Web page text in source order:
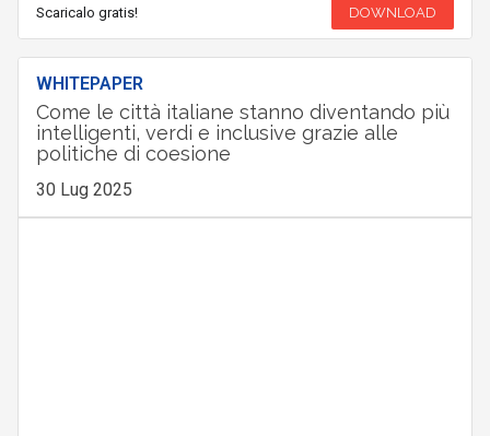
Scaricalo gratis! DOWNLOAD
WHITEPAPER
Come le città italiane stanno diventando più
intelligenti, verdi e inclusive grazie alle
politiche di coesione
30 Lug 2025